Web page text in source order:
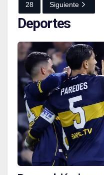
28 Siguiente
Deportes